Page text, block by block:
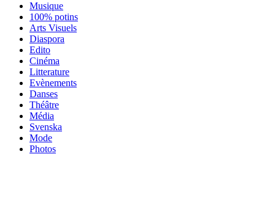
Musique
100% potins
Arts Visuels
Diaspora
Edito
Cinéma
Litterature
Evènements
Danses
Théâtre
Média
Svenska
Mode
Photos